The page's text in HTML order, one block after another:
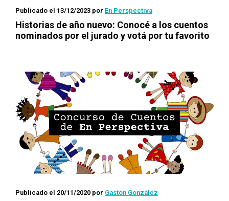
Publicado el 13/12/2023 por En Perspectiva
Historias de año nuevo: Conocé a los cuentos
nominados por el jurado y votá por tu favorito
Publicado el 20/11/2020 por Gastón González